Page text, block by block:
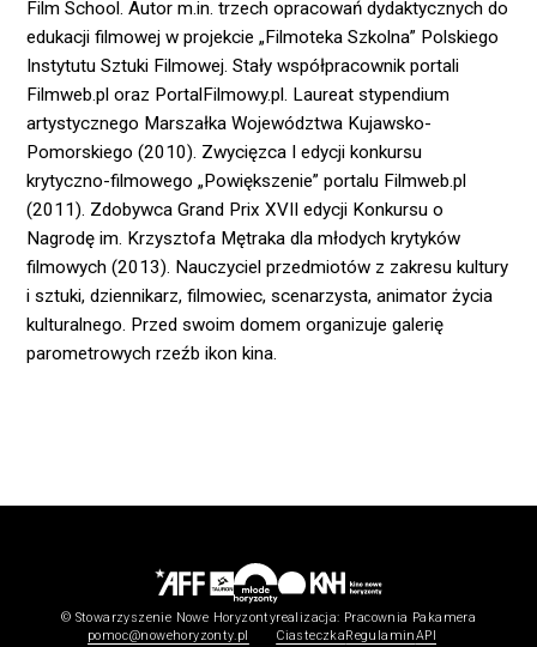
Film School. Autor m.in. trzech opracowań dydaktycznych do
edukacji filmowej w projekcie „Filmoteka Szkolna” Polskiego
Instytutu Sztuki Filmowej. Stały współpracownik portali
Filmweb.pl oraz PortalFilmowy.pl. Laureat stypendium
artystycznego Marszałka Województwa Kujawsko-
Pomorskiego (2010). Zwycięzca I edycji konkursu
krytyczno-filmowego „Powiększenie” portalu Filmweb.pl
(2011). Zdobywca Grand Prix XVII edycji Konkursu o
Nagrodę im. Krzysztofa Mętraka dla młodych krytyków
filmowych (2013). Nauczyciel przedmiotów z zakresu kultury
i sztuki, dziennikarz, filmowiec, scenarzysta, animator życia
kulturalnego. Przed swoim domem organizuje galerię
parometrowych rzeźb ikon kina.
© Stowarzyszenie Nowe Horyzonty
pomoc@nowehoryzonty.pl
realizacja: Pracownia Pakamera
CiasteczkaRegulaminAPI